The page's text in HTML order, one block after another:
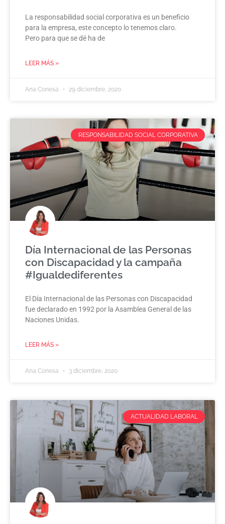
La responsabilidad social corporativa es un beneficio
para la empresa, este concepto lo tenemos claro.
Pero para que se dé ha de
LEER MÁS »
Ana Conesa 29 diciembre, 2020
RESPONSABILIDAD SOCIAL CORPORATIVA
Día Internacional de las Personas
con Discapacidad y la campaña
#Igualdediferentes
El Día Internacional de las Personas con Discapacidad
fue declarado en 1992 por la Asamblea General de las
Naciones Unidas.
LEER MÁS »
Ana Conesa 3 diciembre, 2020
ACTUALIDAD LABORAL